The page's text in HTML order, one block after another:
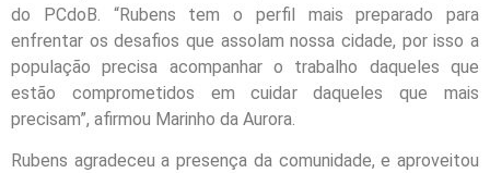
do PCdoB. “Rubens tem o perfil mais preparado para
enfrentar os desafios que assolam nossa cidade, por isso a
população precisa acompanhar o trabalho daqueles que
estão comprometidos em cuidar daqueles que mais
precisam”, afirmou Marinho da Aurora.
Rubens agradeceu a presença da comunidade, e aproveitou